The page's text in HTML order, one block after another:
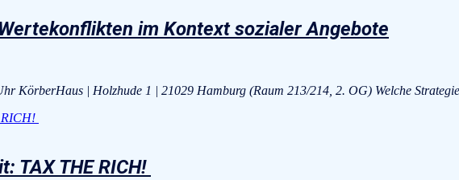
im Kontext sozialer Angebote
KörberHaus | Holzhude 1 | 21029 Hamburg (Raum 213/214, 2. OG) Welche
TAX THE RICH!